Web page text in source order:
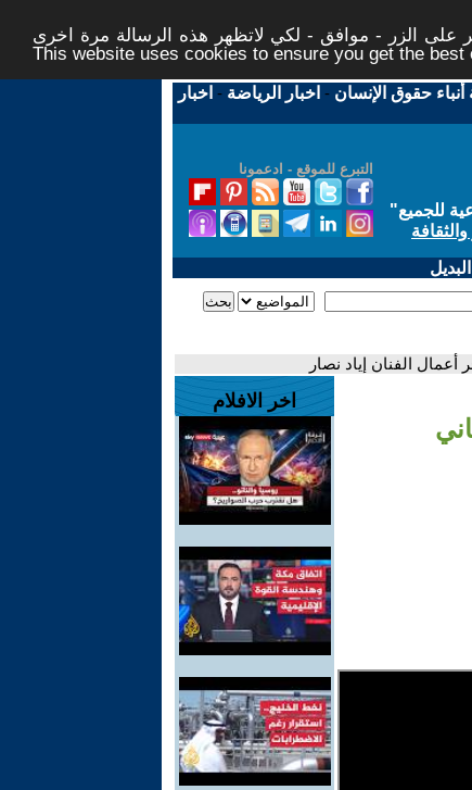
على الزر - موافق - لكي لاتظهر هذه الرسالة مرة اخرى -
This website uses cookies to ensure you get the best
أنباء حقوق الإنسان - اخبار الرياضة - اخبار
التبرع للموقع - ادعمونا
للجميع"
الفنان إياد نصار
اخر الافلام